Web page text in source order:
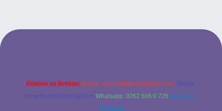
Reklam ve İletişim: E-mail: backlinkpaneli@gmail.com Teams:
forumhizmeti@gmail.com Whatsapp: 0262 606 0 726 Telegram:
@karabul